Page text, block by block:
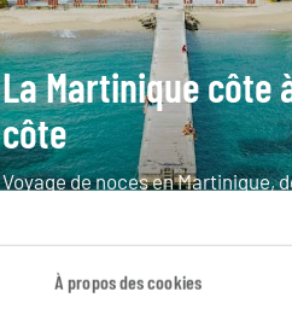
À propos des cookies
La Martinique côte
côte
Voyage de noces en Martinique,
à partir de 3750€